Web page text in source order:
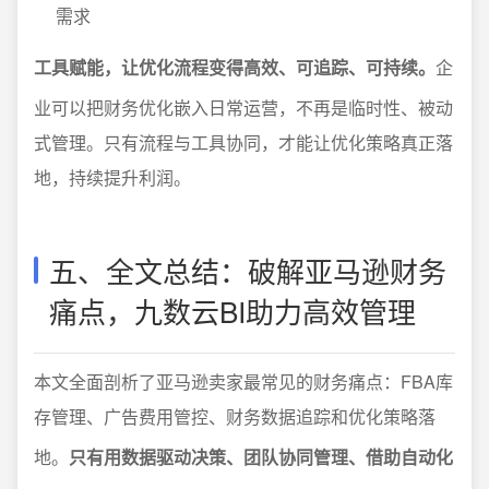
需求
工具赋能，让优化流程变得高效、可追踪、可持续。 企
业可以把财务优化嵌入日常运营，不再是临时性、被动
式管理。只有流程与工具协同，才能让优化策略真正落
地，持续提升利润。
五、全文总结：破解亚马逊财务
痛点，九数云BI助力高效管理
本文全面剖析了亚马逊卖家最常见的财务痛点：FBA库
存管理、广告费用管控、财务数据追踪和优化策略落
地。 只有用数据驱动决策、团队协同管理、借助自动化